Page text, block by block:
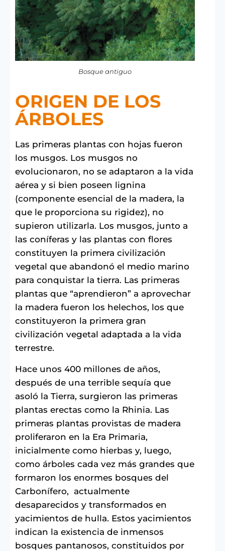
Bosque antiguo
ORIGEN DE LOS
ÁRBOLES
Las primeras plantas con hojas fueron
los musgos. Los musgos no
evolucionaron, no se adaptaron a la vida
aérea y si bien poseen lignina
(componente esencial de la madera, la
que le proporciona su rigidez), no
supieron utilizarla. Los musgos, junto a
las coníferas y las plantas con flores
constituyen la primera civilización
vegetal que abandonó el medio marino
para conquistar la tierra. Las primeras
plantas que “aprendieron” a aprovechar
la madera fueron los helechos, los que
constituyeron la primera gran
civilización vegetal adaptada a la vida
terrestre.
Hace unos 400 millones de años,
después de una terrible sequía que
asoló la Tierra, surgieron las primeras
plantas erectas como la Rhinia. Las
primeras plantas provistas de madera
proliferaron en la Era Primaria,
inicialmente como hierbas y, luego,
como árboles cada vez más grandes que
formaron los enormes bosques del
Carbonífero, actualmente
desaparecidos y transformados en
yacimientos de hulla. Estos yacimientos
indican la existencia de inmensos
bosques pantanosos, constituidos por